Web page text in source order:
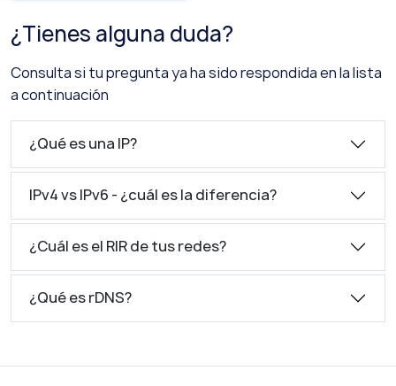
¿Tienes alguna duda?
Consulta si tu pregunta ya ha sido respondida en la lista
a continuación
¿Qué es una IP?
IPv4 vs IPv6 - ¿cuál es la diferencia?
¿Cuál es el RIR de tus redes?
¿Qué es rDNS?